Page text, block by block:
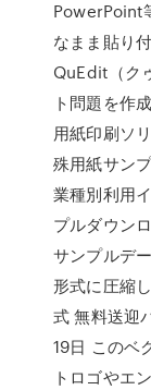
PowerPoint
なまま貼り
QuEdit（ク
ト問題を作
用紙印刷ソ
殊用紙サン
業種別利用
プルダウン
サンプルデ
形式に圧縮
式 無料送迎
19日 このベ
トロゴやエ